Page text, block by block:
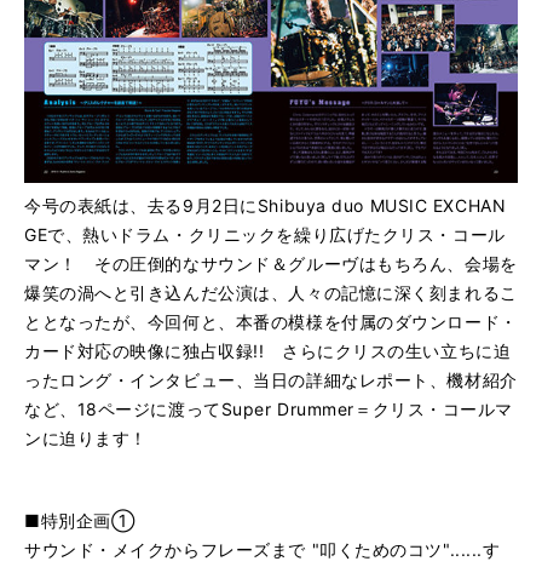
今号の表紙は、去る9月2日にShibuya duo MUSIC EXCHAN
GEで、熱いドラム・クリニックを繰り広げたクリス・コール
マン！ その圧倒的なサウンド＆グルーヴはもちろん、会場を
爆笑の渦へと引き込んだ公演は、人々の記憶に深く刻まれるこ
ととなったが、今回何と、本番の模様を付属のダウンロード・
カード対応の映像に独占収録!! さらにクリスの生い立ちに迫
ったロング・インタビュー、当日の詳細なレポート、機材紹介
など、18ページに渡ってSuper Drummer＝クリス・コールマ
ンに迫ります！
■特別企画①
サウンド・メイクからフレーズまで "叩くためのコツ"......す